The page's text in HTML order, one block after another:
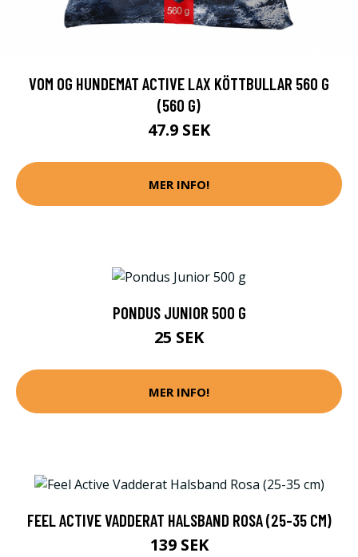
VOM OG HUNDEMAT ACTIVE LAX KÖTTBULLAR 560 G
(560 G)
47.9 SEK
MER INFO!
PONDUS JUNIOR 500 G
25 SEK
MER INFO!
FEEL ACTIVE VADDERAT HALSBAND ROSA (25-35 CM)
139 SEK